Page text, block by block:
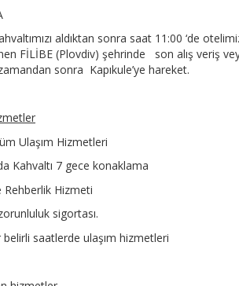
aldıktan sonra saat 11:00 ‘de
FİLİBE (Plovdiv) şehrinde son alış veriş
sonra Kapıkule’ye hareket.
Ulaşım Hizmetleri
Kahvaltı 7 gece konaklama
Hizmeti
sigortası.
saatlerde ulaşım hizmetleri